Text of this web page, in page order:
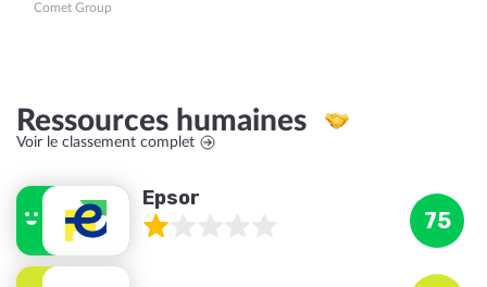
Comet Group
Ressources humaines
Voir le classement complet
Epsor
75